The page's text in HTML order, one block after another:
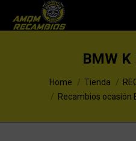
BMW K
You are here:Home Tienda
Recambios ocasión